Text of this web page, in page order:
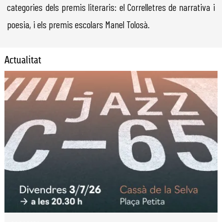
categories dels premis literaris: el Correlletres de narrativa i
poesia, i els premis escolars Manel Tolosà.
Actualitat